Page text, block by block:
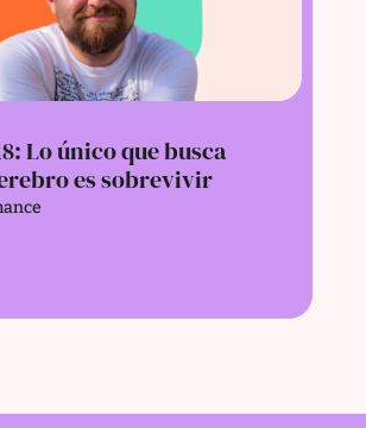
Lo único que busca
es sobrevivir